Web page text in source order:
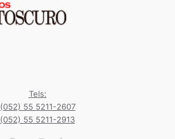
Tels:
(052) 55 5211-2607
(052) 55 5211-2913